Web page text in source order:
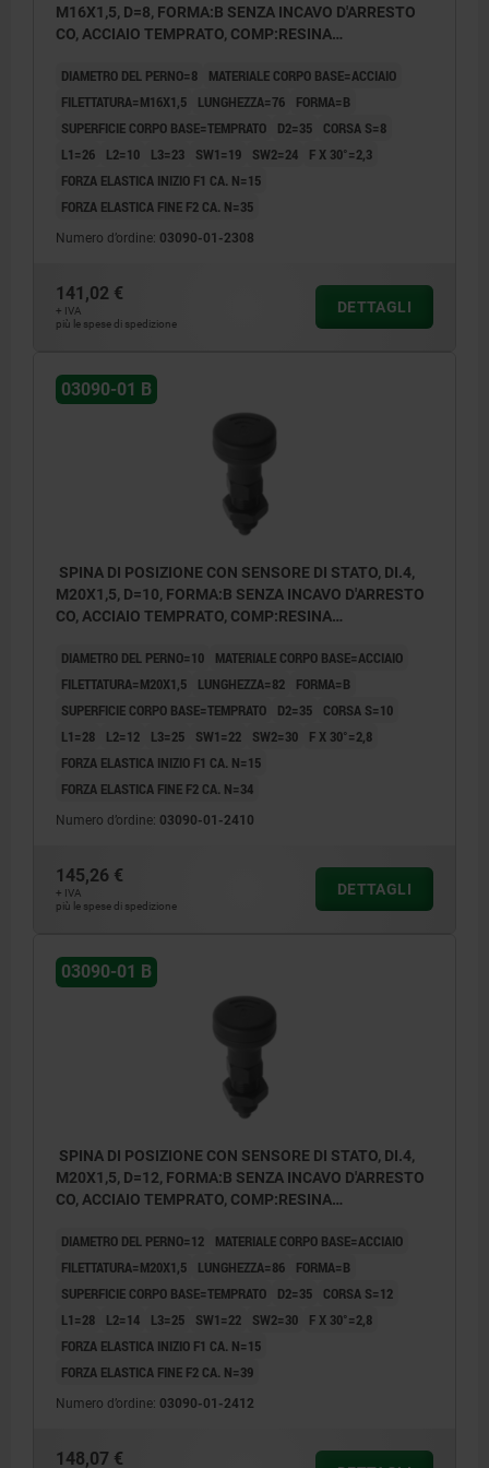
M16X1,5, D=8, FORMA:B SENZA INCAVO D'ARRESTO
CO, ACCIAIO TEMPRATO, COMP:RESINA
UN3091 CLASSE MERCI PERICOL.9
DIAMETRO DEL PERNO=8
MATERIALE CORPO BASE=ACCIAIO
FILETTATURA=M16X1,5
LUNGHEZZA=76
FORMA=B
SUPERFICIE CORPO BASE=TEMPRATO
D2=35
CORSA S=8
L1=26
L2=10 L3=23 SW1=19 SW2=24
F X 30°=2,3
FORZA ELASTICA INIZIO F1 CA. N=15
FORZA ELASTICA FINE F2 CA. N=35
Numero d’ordine: 03090-01-2308
141,02 €
+ IVA
più le spese di spedizione
DETTAGLI
03090-01 B
SPINA DI POSIZIONE CON SENSORE DI STATO, DI.4,
M20X1,5, D=10, FORMA:B SENZA INCAVO D'ARRESTO
CO, ACCIAIO TEMPRATO, COMP:RESINA
UN3091 CLASSE MERCI PERICOL.9
DIAMETRO DEL PERNO=10
MATERIALE CORPO BASE=ACCIAIO
FILETTATURA=M20X1,5
LUNGHEZZA=82
FORMA=B
SUPERFICIE CORPO BASE=TEMPRATO
D2=35
CORSA S=10
L1=28
L2=12 L3=25 SW1=22 SW2=30
F X 30°=2,8
FORZA ELASTICA INIZIO F1 CA. N=15
FORZA ELASTICA FINE F2 CA. N=34
Numero d’ordine: 03090-01-2410
145,26 €
+ IVA
più le spese di spedizione
DETTAGLI
03090-01 B
SPINA DI POSIZIONE CON SENSORE DI STATO, DI.4,
M20X1,5, D=12, FORMA:B SENZA INCAVO D'ARRESTO
CO, ACCIAIO TEMPRATO, COMP:RESINA
UN3091 CLASSE MERCI PERICOL.9
DIAMETRO DEL PERNO=12
MATERIALE CORPO BASE=ACCIAIO
FILETTATURA=M20X1,5
LUNGHEZZA=86
FORMA=B
SUPERFICIE CORPO BASE=TEMPRATO
D2=35
CORSA S=12
L1=28
L2=14 L3=25 SW1=22 SW2=30
F X 30°=2,8
FORZA ELASTICA INIZIO F1 CA. N=15
FORZA ELASTICA FINE F2 CA. N=39
Numero d’ordine: 03090-01-2412
148,07 €